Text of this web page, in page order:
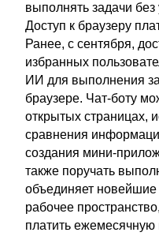
выполнять задачи без
Доступ к браузеру
Ранее, с сентября,
избранных
ИИ для выполнения
браузере. Чат-боту
открытых страницах,
сравнения
создания мини-
также поручать
объединяет
рабочее
платить ежемесячную